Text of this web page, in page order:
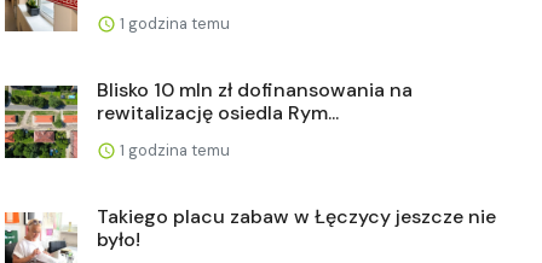
1 godzina temu
Blisko 10 mln zł dofinansowania na
rewitalizację osiedla Rym...
1 godzina temu
Takiego placu zabaw w Łęczycy jeszcze nie
było!